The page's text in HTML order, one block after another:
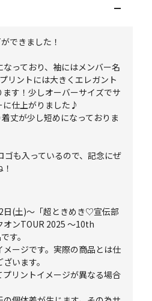
できました！
っており、袖にはメンバー名
リントには大きくエレガント
す！少しオーバーサイズでサ
に仕上がりました♪
丈が少し短めになっておりま
ゴも入っているので、記念にぜ
(土)～「超ときめき♡宣伝部
オンTOUR 2025 ～10th
す。
ージです。実際の商品とは仕
います。
リントイメージが異なる場合